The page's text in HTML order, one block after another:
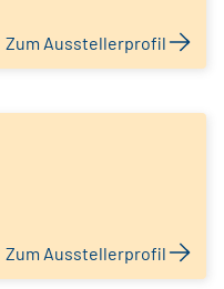
Zum Ausstellerprofil
Zum Ausstellerprofil